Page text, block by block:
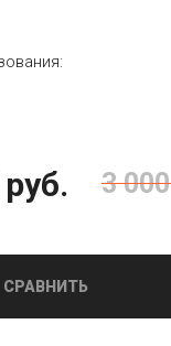
руб. 3 000
СРАВНИТЬ